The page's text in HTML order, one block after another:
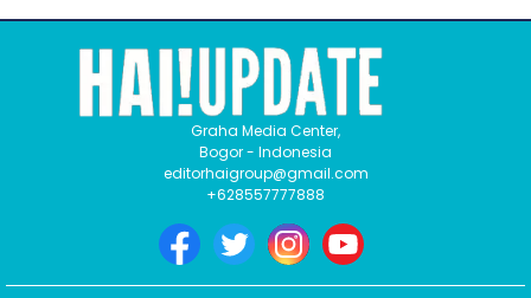
Graha Media Center,
Bogor - Indonesia
editorhaigroup@gmail.com
+628557777888